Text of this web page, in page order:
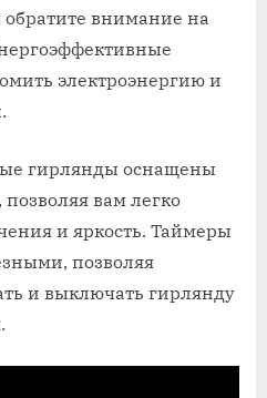
внимание на
электроэнергию и
гирлянды оснащены
вам легко
и яркость. Таймеры
позволяя
и выключать гирлянду